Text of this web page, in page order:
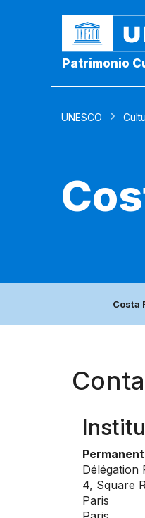
Patrimonio
UNESCO
Costa
Délégation
4, Square
Paris